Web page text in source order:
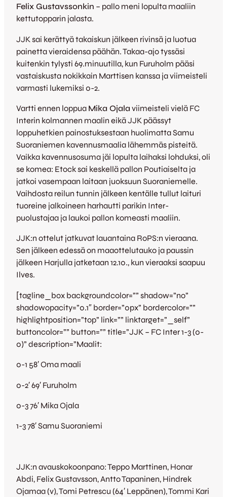
Felix Gustavssonkin – pallo meni lopulta maaliin
kettutopparin jalasta.
JJK sai kerättyä takaiskun jälkeen rivinsä ja luotua
painetta vieraidensa päähän. Takaa-ajo tyssäsi
kuitenkin tylysti 69.minuutilla, kun Furuholm pääsi
vastaiskusta nokikkain Marttisen kanssa ja viimeisteli
varmasti lukemiksi 0-2.
Vartti ennen loppua Mika Ojala viimeisteli vielä FC
Interin kolmannen maalin eikä JJK päässyt
loppuhetkien painostuksestaan huolimatta Samu
Suoraniemen kavennusmaalia lähemmäs pisteitä.
Vaikka kavennusosuma jäi lopulta laihaksi lohduksi, oli
se komea: Etock sai keskellä pallon Poutiaiselta ja
jatkoi vasempaan laitaan juoksuun Suoraniemelle.
Vaihdosta reilun tunnin jälkeen kentälle tullut laituri
tuoreine jalkoineen harhautti parikin Inter-
puolustajaa ja laukoi pallon komeasti maaliin.
JJK:n ottelut jatkuvat lauantaina RoPS:n vieraana.
Sen jälkeen edessä on maaottelutauko ja paussin
jälkeen Harjulla jatketaan 12.10., kun vieraaksi saapuu
Ilves.
[tagline_box backgroundcolor=”” shadow=”no”
shadowopacity=”0.1″ border=”0px” bordercolor=””
highlightposition=”top” link=”” linktarget=”_self”
buttoncolor=”” button=”” title=”JJK – FC Inter 1-3 (0-
0)” description=”Maalit:
0-1 58′ Oma maali
0-2′ 69′ Furuholm
0-3 76′ Mika Ojala
1-3 78′ Samu Suoraniemi
JJK:n avauskokoonpano: Teppo Marttinen, Honar
Abdi, Felix Gustavsson, Antto Tapaninen, Hindrek
Ojamaa (v), Tomi Petrescu (64′ Leppänen), Tommi Kari